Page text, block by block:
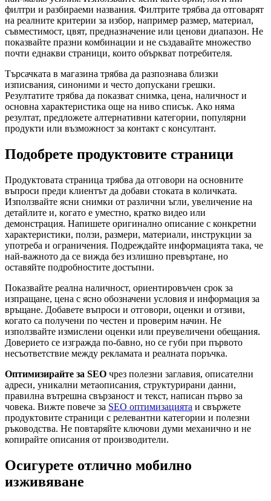
филтри и разбираеми названия. Филтрите трябва да отговарят
на реалните критерии за избор, например размер, материал,
съвместимост, цвят, предназначение или ценови диапазон. Не
показвайте празни комбинации и не създавайте множество
почти еднакви страници, които объркват потребителя.
Търсачката в магазина трябва да разпознава близки
изписвания, синоними и често допускани грешки.
Резултатите трябва да показват снимка, цена, наличност и
основна характеристика още на ниво списък. Ако няма
резултат, предложете алтернативни категории, популярни
продукти или възможност за контакт с консултант.
Подобрете продуктовите страници
Продуктовата страница трябва да отговори на основните
въпроси преди клиентът да добави стоката в количката.
Използвайте ясни снимки от различни ъгли, увеличение на
детайлите и, когато е уместно, кратко видео или
демонстрация. Напишете оригинално описание с конкретни
характеристики, ползи, размери, материали, инструкции за
употреба и ограничения. Подреждайте информацията така, че
най-важното да се вижда без излишно превъртане, но
оставяйте подробностите достъпни.
Показвайте реална наличност, ориентировъчен срок за
изпращане, цена с ясно обозначени условия и информация за
връщане. Добавете въпроси и отговори, оценки и отзиви,
когато са получени по честен и проверим начин. Не
използвайте измислени оценки или преувеличени обещания.
Доверието се изгражда по-бавно, но се губи при първото
несъответствие между рекламата и реалната поръчка.
Оптимизирайте за SEO чрез полезни заглавия, описателни
адреси, уникални метаописания, структурирани данни,
правилна вътрешна свързаност и текст, написан първо за
човека. Вижте повече за SEO оптимизацията и свържете
продуктовите страници с релевантни категории и полезни
ръководства. Не повтаряйте ключови думи механично и не
копирайте описания от производители.
Осигурете отлично мобилно
изживяване